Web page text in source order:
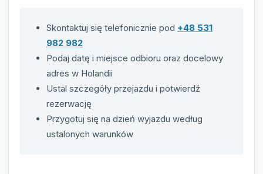
Skontaktuj się telefonicznie pod +48 531
982 982
Podaj datę i miejsce odbioru oraz docelowy
adres w Holandii
Ustal szczegóły przejazdu i potwierdź
rezerwację
Przygotuj się na dzień wyjazdu według
ustalonych warunków